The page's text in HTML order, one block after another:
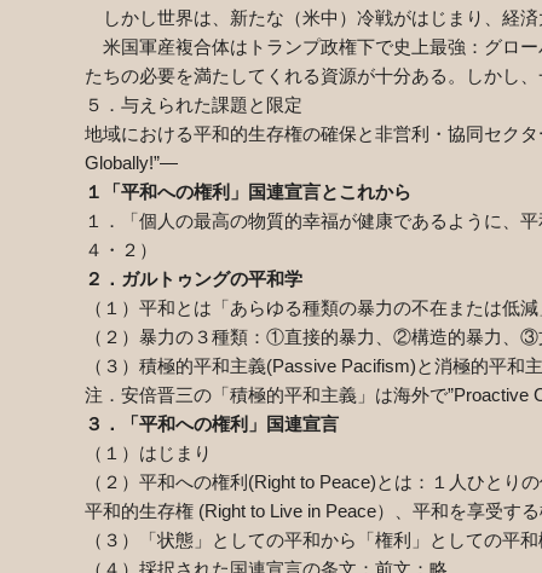
しかし世界は、新たな（米中）冷戦がはじまり、経
米国軍産複合体はトランプ政権下で史上最強：グロ
たちの必要を満たしてくれる資源が十分ある。しかし
５．与えられた課題と限定
地域における平和的生存権の確保と非営利・協同セク
Globally!”―
１「平和への権利」国連宣言とこれから
１．「個人の最高の物質的幸福が健康であるように、
４・２）
２．ガルトゥングの平和学
（１）平和とは「あらゆる種類の暴力の不在または低
（２）暴力の３種類：①直接的暴力、②構造的暴力、③
（３）積極的平和主義(Passive Pacifism)と消極的平和
注．安倍晋三の「積極的平和主義」は海外で”Proactive
３．「平和への権利」国連宣言
（１）はじまり
（２）平和への権利 (Right to Peace)とは：１人ひとり
平和的生存権 (Right to Live in Peace）、平和を享受す
（３）「状態」としての平和から「権利」としての平
（４）採択された国連宣言の条文：前文：略